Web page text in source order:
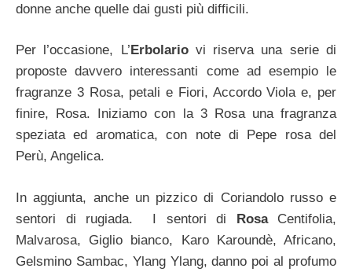
donne anche quelle dai gusti più difficili.
Per l’occasione, L’Erbolariovi riserva una serie di
proposte davvero interessanti come ad esempio le
fragranze 3 Rosa, petali e Fiori, Accordo Viola e, per
finire, Rosa. Iniziamo con la 3 Rosa una fragranza
speziata ed aromatica, con note di Pepe rosa del
Perù, Angelica.
In aggiunta, anche un pizzico di Coriandolo russo e
sentori di rugiada. I sentori di RosaCentifolia,
Malvarosa, Giglio bianco, Karo Karoundè, Africano,
Gelsmino Sambac, Ylang Ylang, danno poi al profumo